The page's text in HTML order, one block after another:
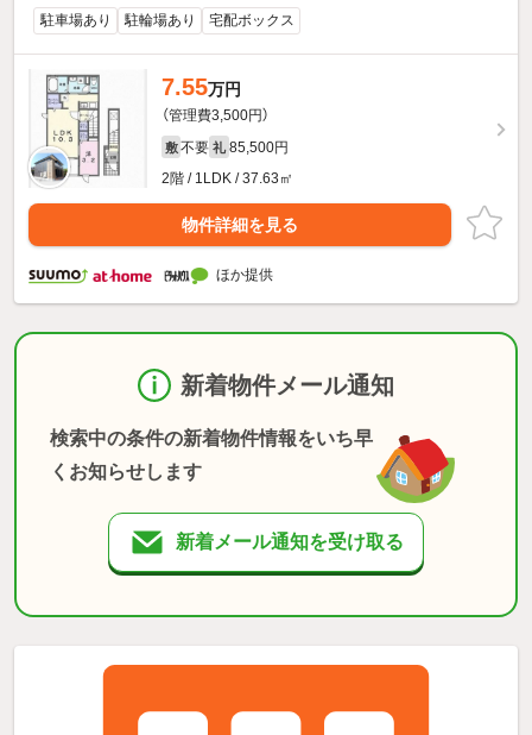
駐車場あり 駐輪場あり 宅配ボックス
7.55万円
（管理費3,500円）
敷 不要 礼 85,500円
2階 / 1LDK / 37.63㎡
物件詳細を見る
ほか提供
新着物件メール通知
検索中の条件の新着物件情報をいち早
くお知らせします
新着メール通知を受け取る